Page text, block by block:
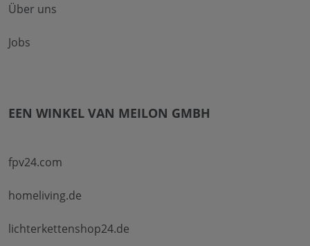
Über uns
Jobs
EEN WINKEL VAN MEILON GMBH
fpv24.com
homeliving.de
lichterkettenshop24.de